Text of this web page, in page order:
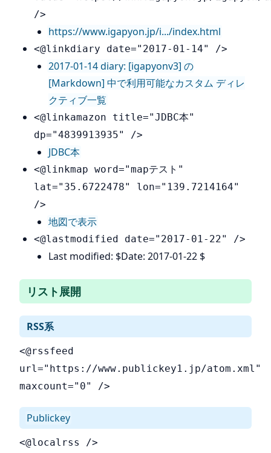
/>
https://www.igapyon.jp/i.../index.html
<@linkdiary date="2017-01-14" />
2017-01-14 diary: [igapyonv3] の
[Markdown] 中で利用可能なカスタム ディレ
クティブ一覧
<@linkamazon title="JDBC本"
dp="4839913935" />
JDBC本
<@linkmap word="mapテスト"
lat="35.6722478" lon="139.7214164"
/>
地図で表示
<@lastmodified date="2017-01-22" />
Last modified: $Date: 2017-01-22 $
リスト展開
RSS系
<@rssfeed
url="https://www.publickey1.jp/atom.xml"
maxcount="0" />
Publickey
<@localrss />